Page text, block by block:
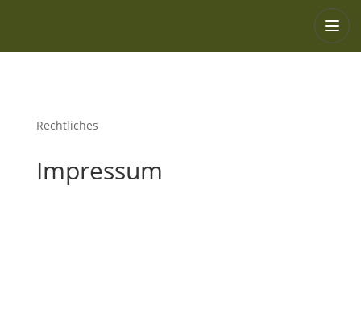
Rechtliches
Impressum